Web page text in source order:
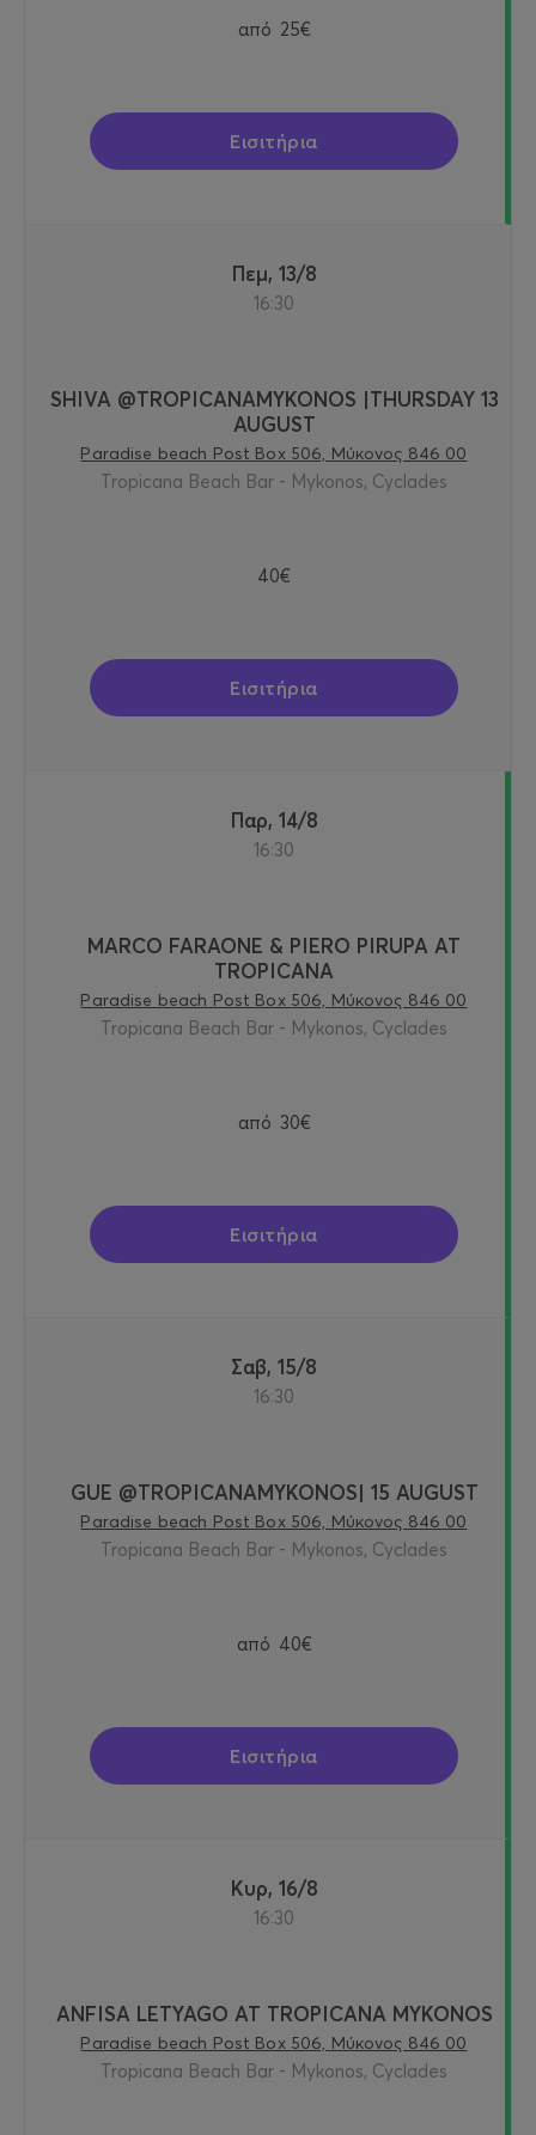
από 25€
Εισιτήρια
Πεμ, 13/8
16:30
SHIVA @TROPICANAMYKONOS |THURSDAY 13
AUGUST
Paradise beach Post Box 506, Μύκονος 846 00
Tropicana Beach Bar - Mykonos, Cyclades
40€
Εισιτήρια
Παρ, 14/8
16:30
MARCO FARAONE & PIERO PIRUPA AT
TROPICANA
Paradise beach Post Box 506, Μύκονος 846 00
Tropicana Beach Bar - Mykonos, Cyclades
από 30€
Εισιτήρια
Σαβ, 15/8
16:30
GUE @TROPICANAMYKONOS| 15 AUGUST
Paradise beach Post Box 506, Μύκονος 846 00
Tropicana Beach Bar - Mykonos, Cyclades
από 40€
Εισιτήρια
Κυρ, 16/8
16:30
ANFISA LETYAGO AT TROPICANA MYKONOS
Paradise beach Post Box 506, Μύκονος 846 00
Tropicana Beach Bar - Mykonos, Cyclades